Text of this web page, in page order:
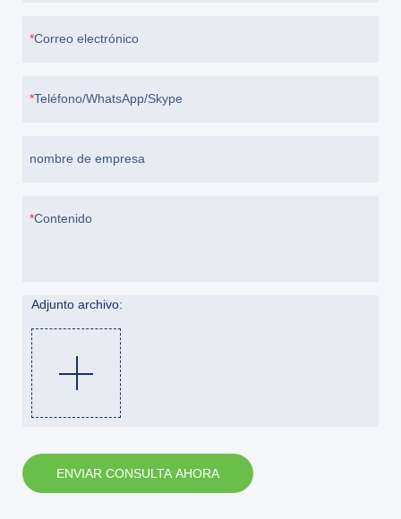
Correo electrónico
Teléfono/WhatsApp/Skype
nombre de empresa
Contenido
Adjunto archivo:
ENVIAR CONSULTA AHORA